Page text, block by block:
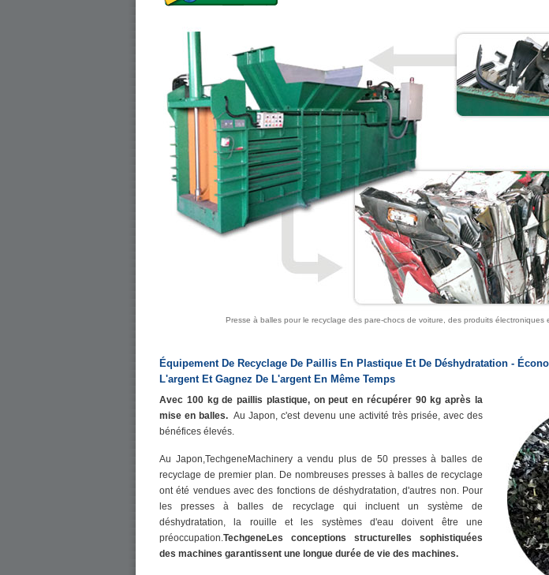
Presse à balles pour le recyclage des pare-chocs de voiture, des produits électroniques
Équipement De Recyclage De Paillis En Plastique Et De Déshydratation -
L'argent Et Gagnez De L'argent En Même Temps
Avec 100 kg de paillis plastique, on peut en récupérer 90 kg après la
mise en balles. Au Japon, c'est devenu une activité très prisée, avec des
bénéfices élevés.
Au Japon,TechgeneMachinery a vendu plus de 50 presses à balles de
recyclage de premier plan. De nombreuses presses à balles de recyclage
ont été vendues avec des fonctions de déshydratation, d'autres non. Pour
les presses à balles de recyclage qui incluent un système de
déshydratation, la rouille et les systèmes d'eau doivent être une
préoccupation.TechgeneLes conceptions structurelles sophistiquées
des machines garantissent une longue durée de vie des machines.